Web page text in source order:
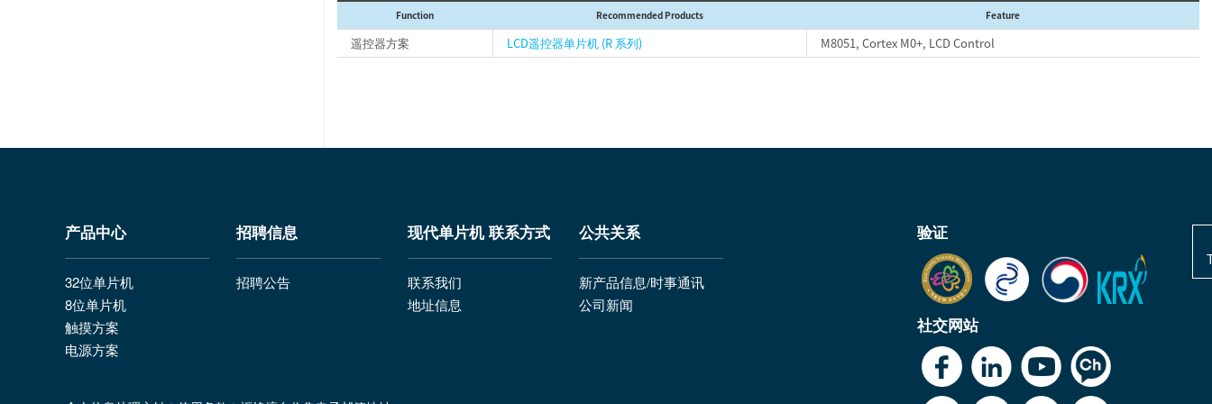
Function Recommended Products Feature
遥控器方案 LCD遥控器单片机 (R 系列) M8051, Cortex M0+, LCD Control
产品中心
32位单片机
8位单片机
触摸方案
电源方案
招聘信息
招聘公告
现代单片机 联系方式
联系我们
地址信息
公共关系
新产品信息/时事通讯
公司新闻
验证
社交网站